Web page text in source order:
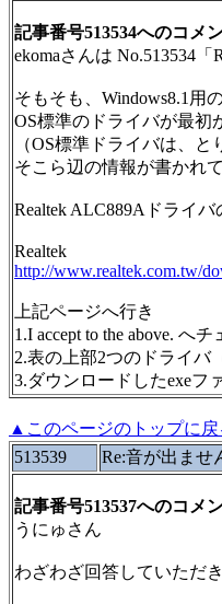
記事番号513534へのコメ
ekomaさんは No.513534
そもそも、Windows8.1用
OS標準のドライバが最初
（OS標準ドライバは、
そこら辺の情報が書かれ
Realtek ALC889Aドライバ
Realtek
http://www.realtek.com.tw/
上記ページへ行き
1.I accept to the above. へ
2.表の上部2つのドライバ
3.ダウンロードしたexeフ
▲このページのトップに戻
513539
Re:音が出ませ
記事番号513537へのコメ
うにゅさん
わざわざ回答していただ